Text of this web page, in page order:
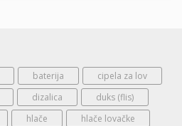
baterija
cipela za lov
dizalica
duks (flis)
hlače
hlače lovačke